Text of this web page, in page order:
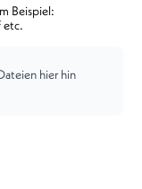
Beispiel:
etc.
hier hin